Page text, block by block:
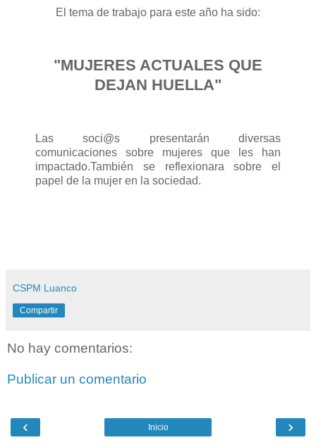
El tema de trabajo para este año ha sido:
"MUJERES ACTUALES QUE
DEJAN HUELLA"
Las soci@s presentarán diversas
comunicaciones sobre mujeres que les han
impactado.También se reflexionara sobre el
papel de la mujer en la sociedad.
CSPM Luanco
Compartir
No hay comentarios:
Publicar un comentario
‹ ›
Inicio